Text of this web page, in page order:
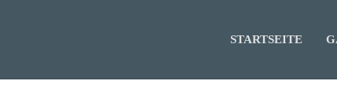
STARTSEITE